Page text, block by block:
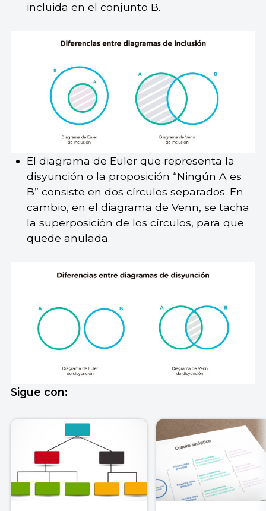
incluida en el conjunto B.
El diagrama de Euler que representa la
disyunción o la proposición “Ningún A es
B” consiste en dos círculos separados. En
cambio, en el diagrama de Venn, se tacha
la superposición de los círculos, para que
quede anulada.
Sigue con: